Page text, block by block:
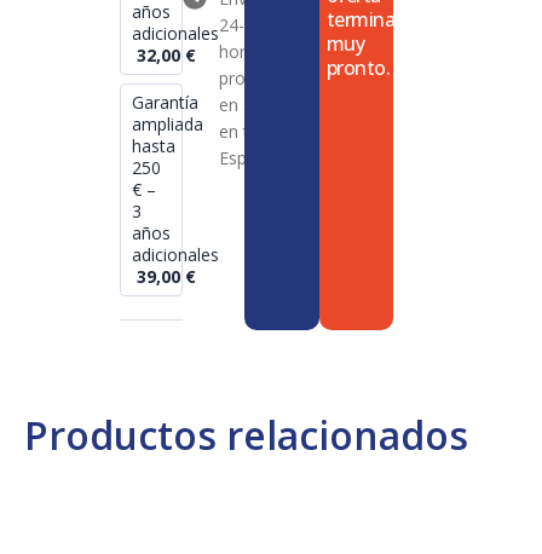
Productos relacionados
años
adicionales
32,00 €
Garantía
ampliada
hasta
250
€ –
3
años
adicionales
39,00 €
24-72
horas en
productos
en stock
en toda
España
termina
muy
pronto.